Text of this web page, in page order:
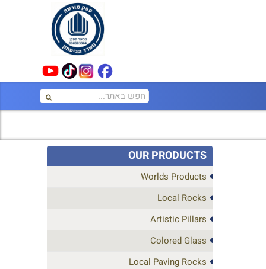
OUR PRODUCTS
Worlds Products
Local Rocks
Artistic Pillars
Colored Glass
Local Paving Rocks